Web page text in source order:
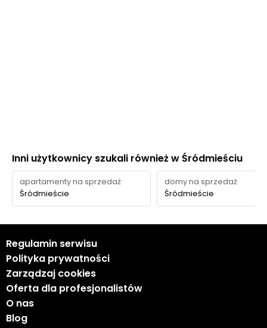
Inni użytkownicy szukali również w Śródmieściu
apartamenty na sprzedaż
Śródmieście
domy na sprzedaż
Śródmieście
Regulamin serwisu
Polityka prywatności
Zarządzaj cookies
Oferta dla profesjonalistów
O nas
Blog